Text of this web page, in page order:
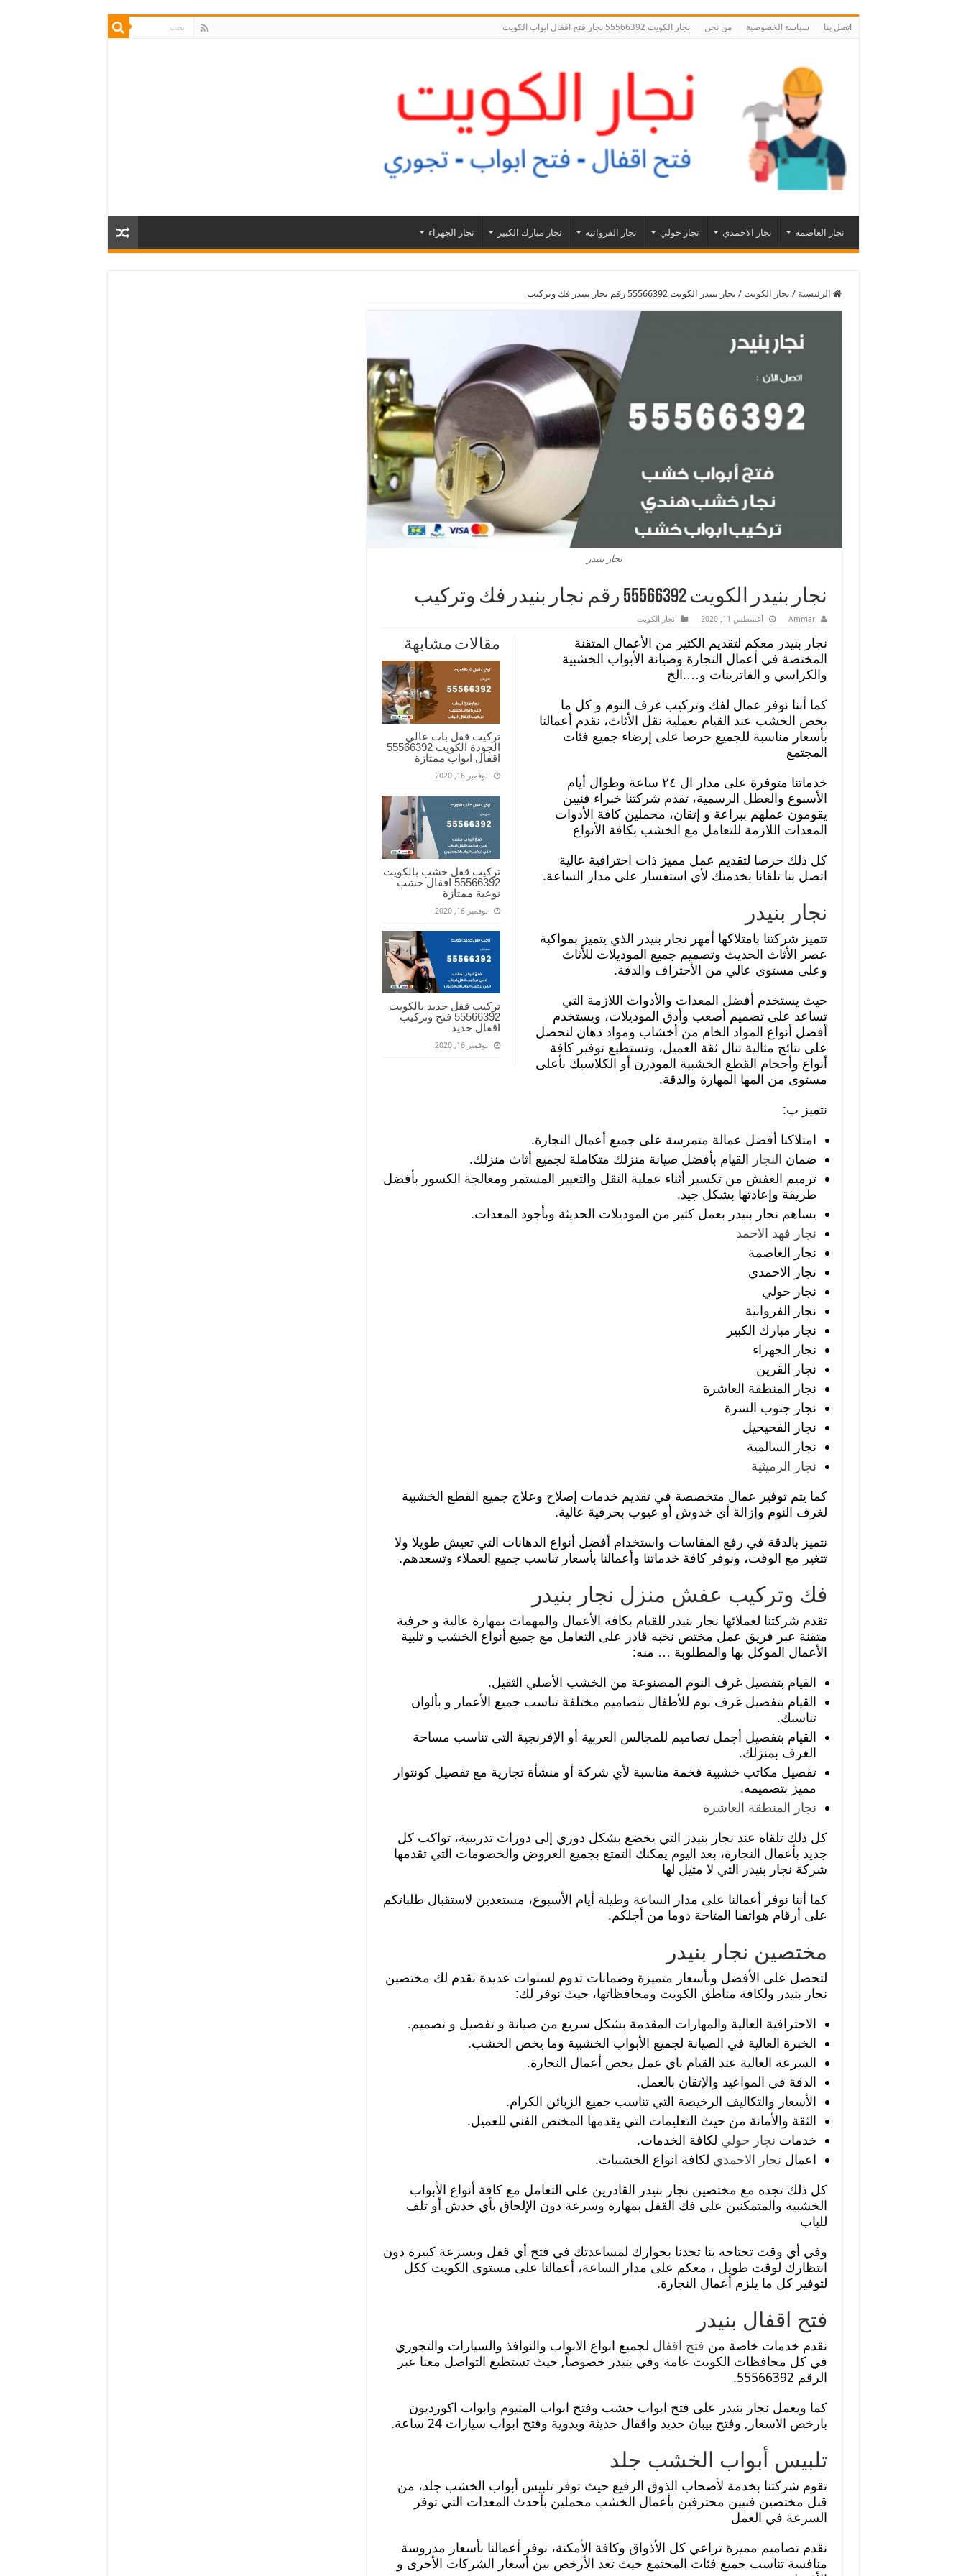
اتصل بنا سياسة الخصوصية من نحن نجار الكويت 55566392 نجار فتح اقفال ابواب الكويت
نجار العاصمة نجار الاحمدي نجار حولي نجار الفروانية نجار مبارك الكبير نجار الجهراء
الرئيسية / نجار الكويت / نجار بنيدر الكويت 55566392 رقم نجار بنيدر فك وتركيب
نجار بنيدر
نجار بنيدر الكويت 55566392 رقم نجار بنيدر فك وتركيب
Ammar أغسطس 11, 2020 نجار الكويت
مقالات مشابهة
تركيب قفل باب عالي
الجودة الكويت 55566392
اقفال ابواب ممتازة
نوفمبر 16, 2020
تركيب قفل خشب بالكويت
55566392 اقفال خشب
نوعية ممتازة
نوفمبر 16, 2020
تركيب قفل حديد بالكويت
55566392 فتح وتركيب
اقفال حديد
نوفمبر 16, 2020
نجار بنيدر معكم لتقديم الكثير من الأعمال المتقنة
المختصة في أعمال النجارة وصيانة الأبواب الخشبية
والكراسي و الفاترينات و….الخ
كما أننا نوفر عمال لفك وتركيب غرف النوم و كل ما
يخص الخشب عند القيام بعملية نقل الأثاث، نقدم أعمالنا
بأسعار مناسبة للجميع حرصا على إرضاء جميع فئات
المجتمع
خدماتنا متوفرة على مدار ال ٢٤ ساعة وطوال أيام
الأسبوع والعطل الرسمية، تقدم شركتنا خبراء فنيين
يقومون عملهم ببراعة و إتقان، محملين كافة الأدوات
المعدات اللازمة للتعامل مع الخشب بكافة الأنواع
كل ذلك حرصا لتقديم عمل مميز ذات احترافية عالية
اتصل بنا تلقانا بخدمتك لأي استفسار على مدار الساعة.
نجار بنيدر
تتميز شركتنا بامتلاكها أمهر نجار بنيدر الذي يتميز بمواكبة
عصر الأثاث الحديث وتصميم جميع الموديلات للأثاث
وعلى مستوى عالي من الأحتراف والدقة.
حيث يستخدم أفضل المعدات والأدوات اللازمة التي
تساعد على تصميم أصعب وأدق الموديلات، ويستخدم
أفضل أنواع المواد الخام من أخشاب ومواد دهان لنحصل
على نتائج مثالية تنال ثقة العميل، وتستطيع توفير كافة
أنواع وأحجام القطع الخشبية المودرن أو الكلاسيك بأعلى
مستوى من المها المهارة والدقة.
نتميز ب:
امتلاكنا أفضل عمالة متمرسة على جميع أعمال النجارة.
ضمان النجار القيام بأفضل صيانة منزلك متكاملة لجميع أثاث منزلك.
ترميم العفش من تكسير أثناء عملية النقل والتغيير المستمر ومعالجة الكسور بأفضل
طريقة وإعادتها بشكل جيد.
يساهم نجار بنيدر بعمل كثير من الموديلات الحديثة وبأجود المعدات.
نجار فهد الاحمد
نجار العاصمة
نجار الاحمدي
نجار حولي
نجار الفروانية
نجار مبارك الكبير
نجار الجهراء
نجار القرين
نجار المنطقة العاشرة
نجار جنوب السرة
نجار الفحيحيل
نجار السالمية
نجار الرميثية
كما يتم توفير عمال متخصصة في تقديم خدمات إصلاح وعلاج جميع القطع الخشبية
لغرف النوم وإزالة أي خدوش أو عيوب بحرفية عالية.
نتميز بالدقة في رفع المقاسات واستخدام أفضل أنواع الدهانات التي تعيش طويلا ولا
تتغير مع الوقت، ونوفر كافة خدماتنا وأعمالنا بأسعار تناسب جميع العملاء وتسعدهم.
فك وتركيب عفش منزل نجار بنيدر
تقدم شركتنا لعملائها نجار بنيدر للقيام بكافة الأعمال والمهمات بمهارة عالية و حرفية
متقنة عبر فريق عمل مختص نخبه قادر على التعامل مع جميع أنواع الخشب و تلبية
الأعمال الموكل بها والمطلوبة … منه:
القيام بتفصيل غرف النوم المصنوعة من الخشب الأصلي الثقيل.
القيام بتفصيل غرف نوم للأطفال بتصاميم مختلفة تناسب جميع الأعمار و بألوان
تناسبك.
القيام بتفصيل أجمل تصاميم للمجالس العربية أو الإفرنجية التي تناسب مساحة
الغرف بمنزلك.
تفصيل مكاتب خشبية فخمة مناسبة لأي شركة أو منشأة تجارية مع تفصيل كونتوار
مميز بتصميمه.
نجار المنطقة العاشرة
كل ذلك تلقاه عند نجار بنيدر التي يخضع بشكل دوري إلى دورات تدريبية، تواكب كل
جديد بأعمال النجارة، بعد اليوم يمكنك التمتع بجميع العروض والخصومات التي تقدمها
شركة نجار بنيدر التي لا مثيل لها
كما أننا نوفر أعمالنا على مدار الساعة وطيلة أيام الأسبوع، مستعدين لاستقبال طلباتكم
على أرقام هواتفنا المتاحة دوما من أجلكم.
مختصين نجار بنيدر
لتحصل على الأفضل وبأسعار متميزة وضمانات تدوم لسنوات عديدة نقدم لك مختصين
نجار بنيدر ولكافة مناطق الكويت ومحافظاتها، حيث نوفر لك:
الاحترافية العالية والمهارات المقدمة بشكل سريع من صيانة و تفصيل و تصميم.
الخبرة العالية في الصيانة لجميع الأبواب الخشبية وما يخص الخشب.
السرعة العالية عند القيام باي عمل يخص أعمال النجارة.
الدقة في المواعيد والإتقان بالعمل.
الأسعار والتكاليف الرخيصة التي تناسب جميع الزبائن الكرام.
الثقة والأمانة من حيث التعليمات التي يقدمها المختص الفني للعميل.
خدمات نجار حولي لكافة الخدمات.
اعمال نجار الاحمدي لكافة انواع الخشبيات.
كل ذلك تجده مع مختصين نجار بنيدر القادرين على التعامل مع كافة أنواع الأبواب
الخشبية والمتمكنين على فك القفل بمهارة وسرعة دون الإلحاق بأي خدش أو تلف
للباب
وفي أي وقت تحتاجه بنا تجدنا بجوارك لمساعدتك في فتح أي قفل وبسرعة كبيرة دون
انتظارك لوقت طويل ، معكم على مدار الساعة، أعمالنا على مستوى الكويت ككل
لتوفير كل ما يلزم أعمال النجارة.
فتح اقفال بنيدر
نقدم خدمات خاصة من فتح اقفال لجميع انواع الابواب والنوافذ والسيارات والتجوري
في كل محافظات الكويت عامة وفي بنيدر خصوصاً, حيث تستطيع التواصل معنا عبر
الرقم 55566392.
كما ويعمل نجار بنيدر على فتح ابواب خشب وفتح ابواب المنيوم وابواب اكورديون
بارخص الاسعار, وفتح بيبان حديد واقفال حديثة ويدوية وفتح ابواب سيارات 24 ساعة.
تلبيس أبواب الخشب جلد
تقوم شركتنا بخدمة لأصحاب الذوق الرفيع حيث توفر تلبيس أبواب الخشب جلد، من
قبل مختصين فنيين محترفين بأعمال الخشب محملين بأحدث المعدات التي توفر
السرعة في العمل
نقدم تصاميم مميزة تراعي كل الأذواق وكافة الأمكنة، نوفر أعمالنا بأسعار مدروسة
منافسة تناسب جميع فئات المجتمع حيث تعد الأرخص بين أسعار الشركات الأخرى و